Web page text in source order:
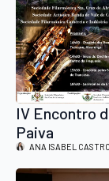
IV Encontro
Paiva
ANA ISABEL CASTRO